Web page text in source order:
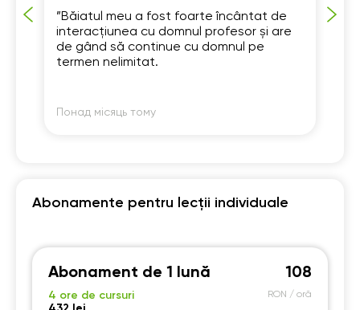
”Băiatul meu a fost foarte încântat de
interacțiunea cu domnul profesor și are
de gând să continue cu domnul pe
termen nelimitat.
Понад місяць тому
Abonamente pentru lecții individuale
Abonament de 1 lună
4 ore de cursuri
108
RON / oră